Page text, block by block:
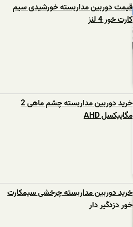
قیمت دوربین مداربسته خورشیدی سیم
کارت خور 4 لنز
خرید دوربین مداربسته چشم ماهی 2
مگاپیکسل AHD
خرید دوربین مداربسته چرخشی سیمکارت
خور دزدگیر دار